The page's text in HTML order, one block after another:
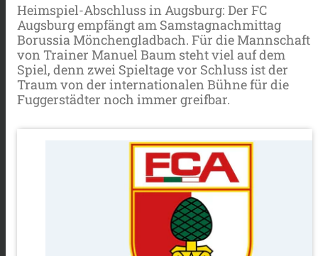
Heimspiel-Abschluss in Augsburg: Der FC
Augsburg empfängt am Samstagnachmittag
Borussia Mönchengladbach. Für die Mannschaft
von Trainer Manuel Baum steht viel auf dem
Spiel, denn zwei Spieltage vor Schluss ist der
Traum von der internationalen Bühne für die
Fuggerstädter noch immer greifbar.